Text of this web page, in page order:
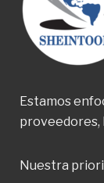
Estamos
proveedores,
Nuestra